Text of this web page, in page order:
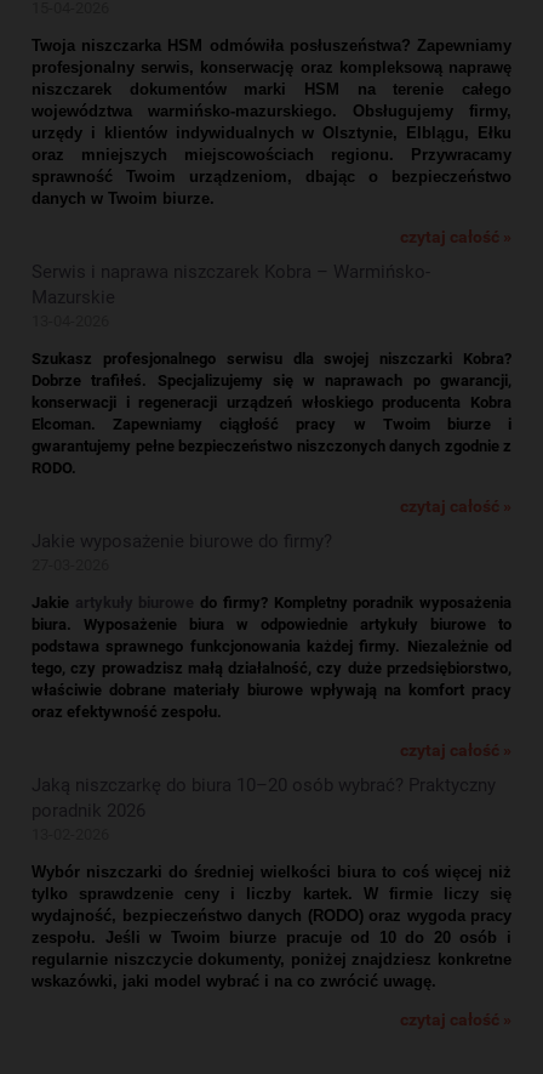
Twoja niszczarka HSM odmówiła posłuszeństwa? Zapewniamy
profesjonalny serwis, konserwację oraz kompleksową naprawę
niszczarek dokumentów marki HSM na terenie całego
województwa warmińsko-mazurskiego. Obsługujemy firmy,
urzędy i klientów indywidualnych w Olsztynie, Elblągu, Ełku
oraz mniejszych miejscowościach regionu. Przywracamy
sprawność Twoim urządzeniom, dbając o bezpieczeństwo
danych w Twoim biurze.
czytaj całość »
Serwis i naprawa niszczarek Kobra – Warmińsko-
Mazurskie
Szukasz profesjonalnego serwisu dla swojej niszczarki Kobra?
Dobrze trafiłeś. Specjalizujemy się w naprawach po gwarancji,
konserwacji i regeneracji urządzeń włoskiego producenta Kobra
Elcoman. Zapewniamy ciągłość pracy w Twoim biurze i
gwarantujemy pełne bezpieczeństwo niszczonych danych zgodnie z
RODO.
czytaj całość »
Jakie wyposażenie biurowe do firmy?
Jakie artykuły biurowe do firmy? Kompletny poradnik wyposażenia
biura. Wyposażenie biura w odpowiednie artykuły biurowe to
podstawa sprawnego funkcjonowania każdej firmy. Niezależnie od
tego, czy prowadzisz małą działalność, czy duże przedsiębiorstwo,
właściwie dobrane materiały biurowe wpływają na komfort pracy
oraz efektywność zespołu.
czytaj całość »
Jaką niszczarkę do biura 10–20 osób wybrać? Praktyczny
poradnik 2026
Wybór niszczarki do średniej wielkości biura to coś więcej niż
tylko sprawdzenie ceny i liczby kartek. W firmie liczy się
wydajność, bezpieczeństwo danych (RODO) oraz wygoda pracy
zespołu. Jeśli w Twoim biurze pracuje od 10 do 20 osób i
regularnie niszczycie dokumenty, poniżej znajdziesz konkretne
wskazówki, jaki model wybrać i na co zwrócić uwagę.
czytaj całość »